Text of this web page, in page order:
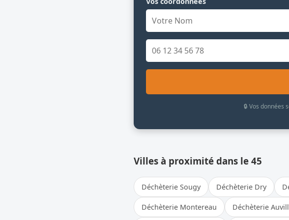
🔒 Vos
Villes à proximité dans le 45
Déchèterie Sougy Déchèterie Dry
Déchèterie Montereau Déchèterie